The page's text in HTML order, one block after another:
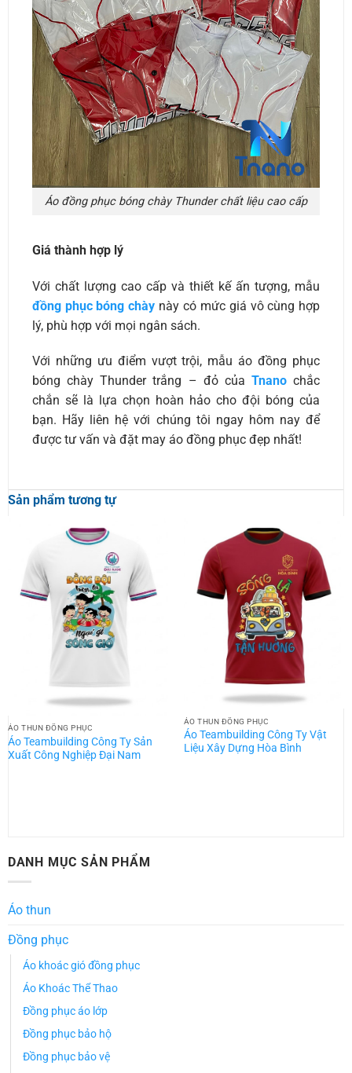
Áo đồng phục bóng chày Thunder chất liệu cao cấp
Giá thành hợp lý
Với chất lượng cao cấp và thiết kế ấn tượng, mẫu
đồng phục bóng chày này có mức giá vô cùng hợp
lý, phù hợp với mọi ngân sách.
Với những ưu điểm vượt trội, mẫu áo đồng phục
bóng chày Thunder trắng – đỏ củaTnano chắc
chắn sẽ là lựa chọn hoàn hảo cho đội bóng của
bạn. Hãy liên hệ với chúng tôi ngay hôm nay để
được tư vấn và đặt may áo đồng phục đẹp nhất!
Sản phẩm tương tự
ÁO THUN ĐỒNG PHỤC
Áo Teambuilding Công Ty Sản
Xuất Công Nghiệp Đại Nam
ÁO THUN ĐỒNG PHỤC
Áo Teambuilding Công Ty Vật
Liệu Xây Dựng Hòa Bình
DANH MỤC SẢN PHẨM
Áo thun
Đồng phục
Áo khoác gió đồng phục
Áo Khoác Thể Thao
Đồng phục áo lớp
Đồng phục bảo hộ
Đồng phục bảo vệ